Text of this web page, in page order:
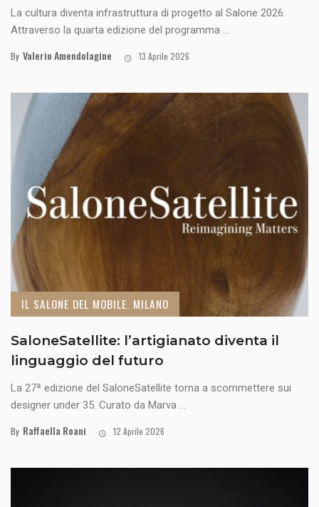
La cultura diventa infrastruttura di progetto al Salone 2026.
Attraverso la quarta edizione del programma ...
By Valerio Amendolagine 13 Aprile 2026
IL SALONE DEL MOBILE. MILANO
SaloneSatellite: l’artigianato diventa il
linguaggio del futuro
La 27ª edizione del SaloneSatellite torna a scommettere sui
designer under 35. Curato da Marva ...
By Raffaella Roani 12 Aprile 2026